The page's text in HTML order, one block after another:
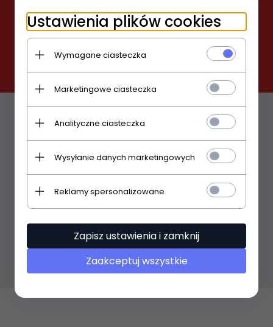
-- wpisz adres e-mail --
Wirtualny spacer
Pianina, Fortepiany klasyczne
Pianina, Perkusje
Ustawienia plików cookies
Wymagane ciasteczka
Marketingowe ciasteczka
Analityczne ciasteczka
Wysyłanie danych marketingowych
Reklamy spersonalizowane
Zapisz ustawienia i zamknij
Zaakceptuj wszystkie